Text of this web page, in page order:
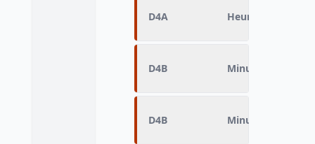
D4A Heure de départ
D4B Minute de
D4B Minute de